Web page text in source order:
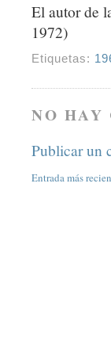
El autor de
1972)
Etiquetas:
NO HAY
Publicar un
Entrada más